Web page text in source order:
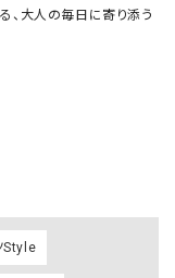
、大人の毎日に寄り添う
Style